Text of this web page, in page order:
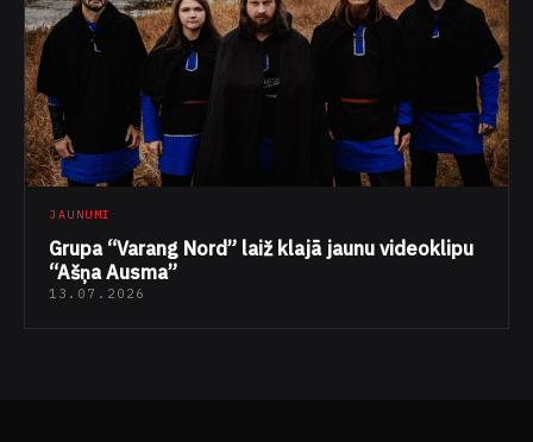
JAUNUMI
Grupa “Varang Nord” laiž klajā jaunu videoklipu
“Ašņa Ausma”
13.07.2026